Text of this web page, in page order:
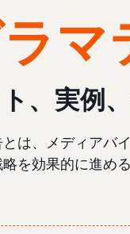
マ
、実例
は、メディアバ
を効果的に進め